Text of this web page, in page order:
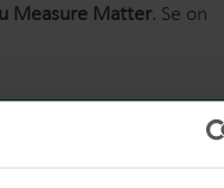
Measure Matter. Se on